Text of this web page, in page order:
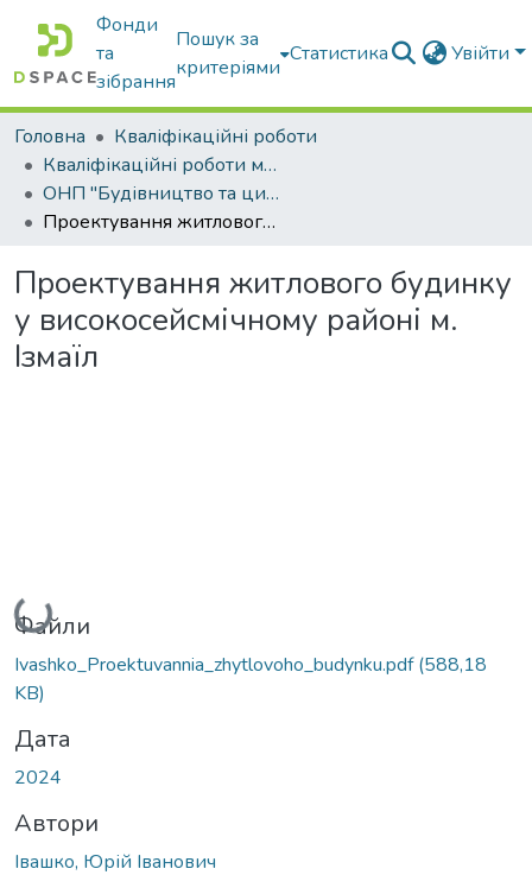
Фонди
та
зібрання
Пошук за
критеріями
Статистика Увійти
Головна
Кваліфікаційні роботи
Кваліфікаційні роботи магістрів
ОНП "Будівництво та цивільна інженерія"
Проектування житлового будинку у високосейсмічному районі м. Ізмаїл
Проектування житлового будинку
у високосейсмічному районі м.
Ізмаїл
Вантажиться...
Файли
Ivashko_Proektuvannia_zhytlovoho_budynku.pdf(588,18
KB)
Дата
2024
Автори
Івашко, Юрій Іванович